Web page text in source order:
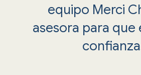
equipo Merci
asesora para que